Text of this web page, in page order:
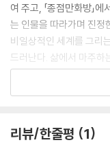
갔다. 온 동네에 시체 썩
지만 혼자 사는 노인은 집
구할 수 없다는 것이었다
지마저도 바닥을 보였다.
--- p.223 「태양 속으로
경수는 어머니 세대의 철
큼 흔한 이름이었다. 그
지금 혹시 어두운 터널에
은 위로가 되길 바라며.
2024년 가을의 시작, 그
여 주고, 「종점만화방」
는 인물을 따라가며 진정
비일상적인 세계를 그리
드러난다. 삶에서 마주하
야기는 우리의 머리와 심
일상처럼 요리할 줄 아
서 매일 일상적인 삶을 살
리뷰/한줄평 1